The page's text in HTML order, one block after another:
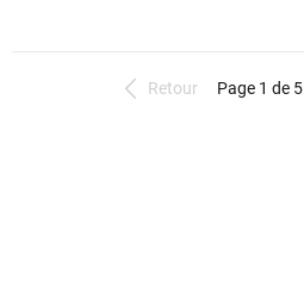
Retour Page 1 de 5